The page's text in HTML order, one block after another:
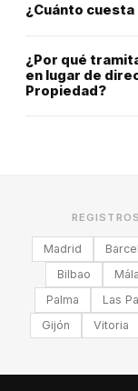
¿Cuánto cuesta
¿Por qué
en lugar de
Propiedad?
Madrid
Bilbao
Palma
Las
Gijón
Vitoria